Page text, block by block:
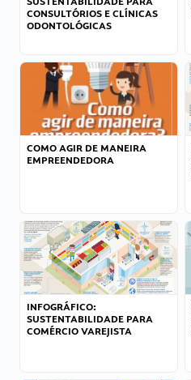
CONSULTÓRIOS E CLÍNICAS
ODONTOLÓGICAS
COMO AGIR DE MANEIRA
EMPREENDEDORA
INFOGRÁFICO:
SUSTENTABILIDADE PARA
COMÉRCIO VAREJISTA